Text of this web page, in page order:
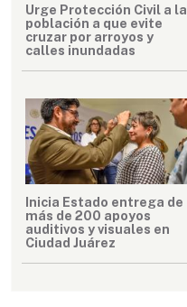
Urge Protección Civil a la
población a que evite
cruzar por arroyos y
calles inundadas
Inicia Estado entrega de
más de 200 apoyos
auditivos y visuales en
Ciudad Juárez